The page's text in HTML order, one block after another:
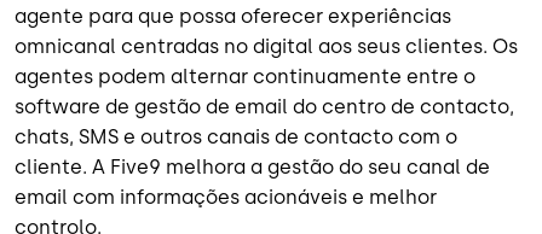
agente para que possa oferecer experiências
omnicanal centradas no digital aos seus clientes. Os
agentes podem alternar continuamente entre o
software de gestão de email do centro de contacto,
chats, SMS e outros canais de contacto com o
cliente. A Five9 melhora a gestão do seu canal de
email com informações acionáveis e melhor
controlo.